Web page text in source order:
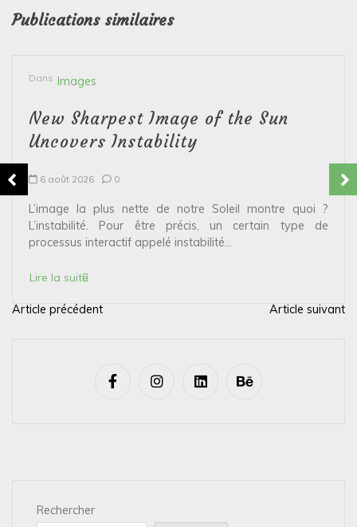
Publications similaires
Dans Images
New Sharpest Image of the Sun
Uncovers Instability
6 août 2026 0
L’image la plus nette de notre Soleil montre quoi ?
L’instabilité. Pour être précis, un certain type de
processus interactif appelé instabilité...
Lire la suite
N
Article précédent Article suivant
Rechercher